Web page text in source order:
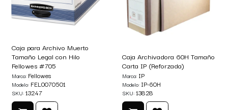
Caja para Archivo Muerto
Tamaño Legal con Hilo
Fellowes #705
Marca: Fellowes
Modelo: FEL0070501
SKU:13247
Caja Archivadora 60H Tamaño
Carta IP (Reforzada)
Marca: IP
Modelo: IP-60H
SKU:13828